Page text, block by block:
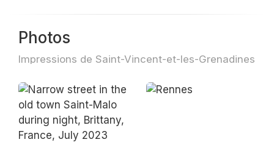
Photos
Impressions de Saint-Vincent-et-les-Grenadines